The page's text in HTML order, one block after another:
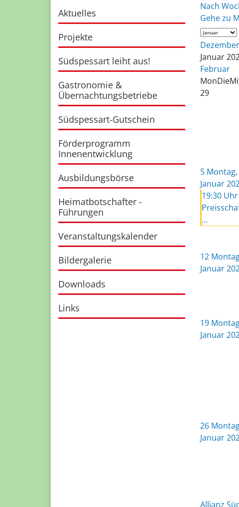
Aktuelles
Projekte
Südspessart leiht aus!
Gastronomie &
Übernachtungsbetriebe
Südspessart-Gutschein
Förderprogramm
Innenentwicklung
Ausbildungsbörse
Heimatbotschafter -
Führungen
Veranstaltungskalender
Bildergalerie
Downloads
Links
Nach
Gehe zu
Dezember
Januar
Februar
MonDie
29
5 Montag,
Januar
19:30 Uhr
...
12
Januar
19
Januar
26
Januar
Allianz